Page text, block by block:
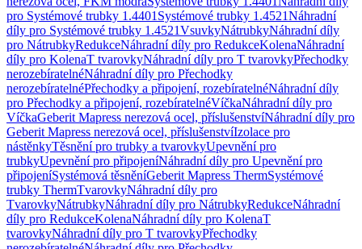
pro Systémové trubky 1.4401 Systémové trubky 1.4521Náhradní
díly pro Systémové trubky 1.4521VsuvkyNátrubkyNáhradní díly
pro NátrubkyRedukceNáhradní díly pro RedukceKolenaNáhradní
díly pro KolenaT tvarovkyNáhradní díly pro T tvarovkyPřechodky
nerozebíratelnéNáhradní díly pro Přechodky
nerozebíratelnéPřechodky a připojení, rozebíratelnéNáhradní díly
pro Přechodky a připojení, rozebíratelnéVíčkaNáhradní díly pro
VíčkaGeberit Mapress nerezová ocel, příslušenstvíNáhradní díly pro
Geberit Mapress nerezová ocel, příslušenstvíIzolace pro
nástěnkyTěsnění pro trubky a tvarovkyUpevnění pro
trubkyUpevnění pro připojeníNáhradní díly pro Upevnění pro
připojeníSystémová těsněníGeberit Mapress ThermSystémové
trubky ThermTvarovkyNáhradní díly pro
TvarovkyNátrubkyNáhradní díly pro NátrubkyRedukceNáhradní
díly pro RedukceKolenaNáhradní díly pro KolenaT
tvarovkyNáhradní díly pro T tvarovkyPřechodky